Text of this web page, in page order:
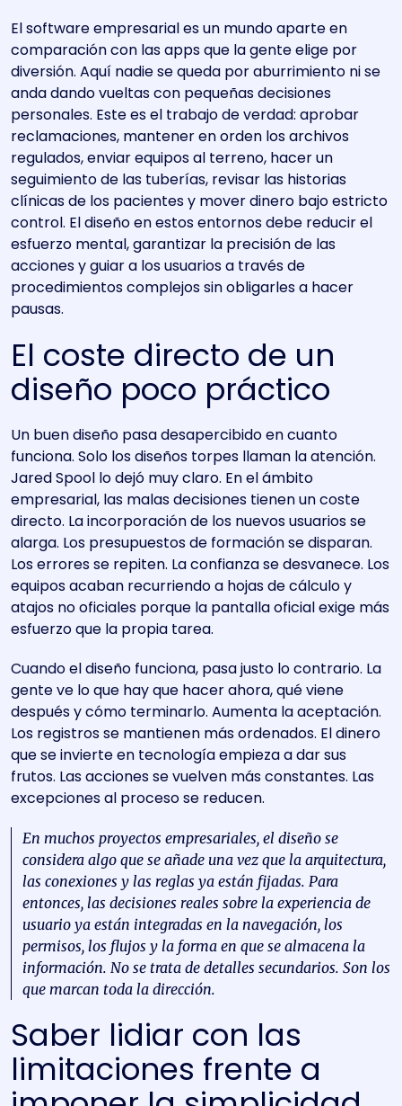
El software empresarial es un mundo aparte en
comparación con las apps que la gente elige por
diversión. Aquí nadie se queda por aburrimiento ni se
anda dando vueltas con pequeñas decisiones
personales. Este es el trabajo de verdad: aprobar
reclamaciones, mantener en orden los archivos
regulados, enviar equipos al terreno, hacer un
seguimiento de las tuberías, revisar las historias
clínicas de los pacientes y mover dinero bajo estricto
control. El diseño en estos entornos debe reducir el
esfuerzo mental, garantizar la precisión de las
acciones y guiar a los usuarios a través de
procedimientos complejos sin obligarles a hacer
pausas.
El coste directo de un
diseño poco práctico
Un buen diseño pasa desapercibido en cuanto
funciona. Solo los diseños torpes llaman la atención.
Jared Spool lo dejó muy claro. En el ámbito
empresarial, las malas decisiones tienen un coste
directo. La incorporación de los nuevos usuarios se
alarga. Los presupuestos de formación se disparan.
Los errores se repiten. La confianza se desvanece. Los
equipos acaban recurriendo a hojas de cálculo y
atajos no oficiales porque la pantalla oficial exige más
esfuerzo que la propia tarea.
Cuando el diseño funciona, pasa justo lo contrario. La
gente ve lo que hay que hacer ahora, qué viene
después y cómo terminarlo. Aumenta la aceptación.
Los registros se mantienen más ordenados. El dinero
que se invierte en tecnología empieza a dar sus
frutos. Las acciones se vuelven más constantes. Las
excepciones al proceso se reducen.
En muchos proyectos empresariales, el diseño se
considera algo que se añade una vez que la arquitectura,
las conexiones y las reglas ya están fijadas. Para
entonces, las decisiones reales sobre la experiencia de
usuario ya están integradas en la navegación, los
permisos, los flujos y la forma en que se almacena la
información. No se trata de detalles secundarios. Son los
que marcan toda la dirección.
Saber lidiar con las
limitaciones frente a